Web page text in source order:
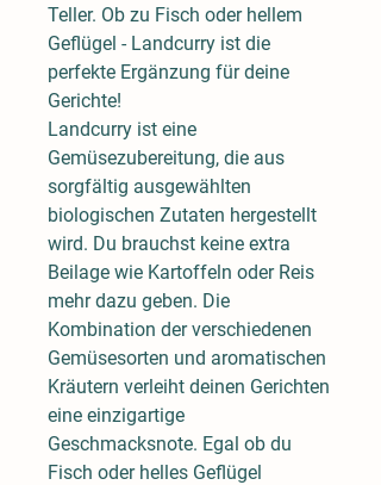
Teller. Ob zu Fisch oder hellem
Geflügel - Landcurry ist die
perfekte Ergänzung für deine
Gerichte!
Landcurry ist eine
Gemüsezubereitung, die aus
sorgfältig ausgewählten
biologischen Zutaten hergestellt
wird. Du brauchst keine extra
Beilage wie Kartoffeln oder Reis
mehr dazu geben. Die
Kombination der verschiedenen
Gemüsesorten und aromatischen
Kräutern verleiht deinen Gerichten
eine einzigartige
Geschmacksnote. Egal ob du
Fisch oder helles Geflügel